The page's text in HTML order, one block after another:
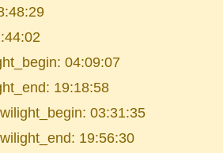
04:09:07
19:18:58
03:31:35
19:56:30